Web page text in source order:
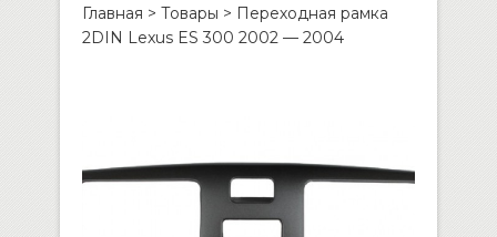
Главная > Товары > Переходная рамка
2DIN Lexus ES 300 2002 — 2004